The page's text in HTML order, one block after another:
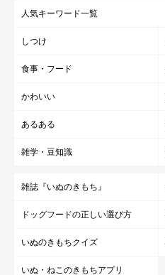
人気キーワード一覧
しつけ
食事・フード
かわいい
あるある
雑学・豆知識
雑誌『いぬのきもち』
ドッグフードの正しい選び方
いぬのきもちクイズ
いぬ・ねこのきもちアプリ